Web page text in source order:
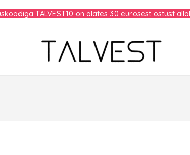
TALVEST10 on alates 30 eurosest ostust